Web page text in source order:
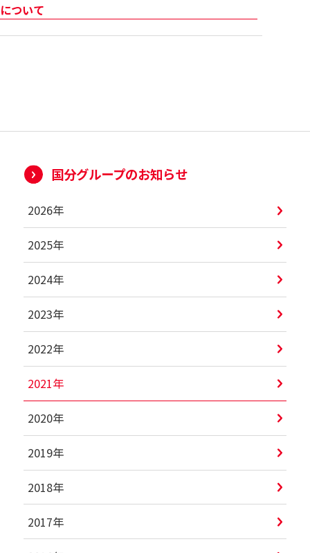
について
国分グループのお知らせ
2026年
2025年
2024年
2023年
2022年
2021年
2020年
2019年
2018年
2017年